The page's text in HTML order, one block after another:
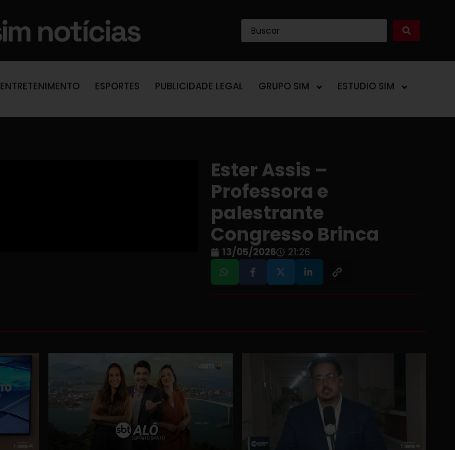
ENTRETENIMENTO ESPORTES PUBLICIDADE LEGAL GRUPO SIM ESTUDIO SIM
Ester Assis –
Professora e
palestrante
Congresso Brinca
13/05/2026 21:26